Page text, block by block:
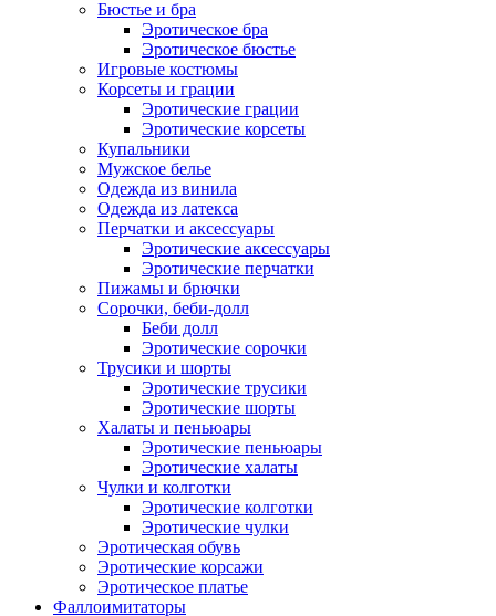
Бюстье и бра
Эротическое бра
Эротическое бюстье
Игровые костюмы
Корсеты и грации
Эротические грации
Эротические корсеты
Купальники
Мужское белье
Одежда из винила
Одежда из латекса
Перчатки и аксессуары
Эротические аксессуары
Эротические перчатки
Пижамы и брючки
Сорочки, беби-долл
Беби долл
Эротические сорочки
Трусики и шорты
Эротические трусики
Эротические шорты
Халаты и пеньюары
Эротические пеньюары
Эротические халаты
Чулки и колготки
Эротические колготки
Эротические чулки
Эротическая обувь
Эротические корсажи
Эротическое платье
Фаллоимитаторы